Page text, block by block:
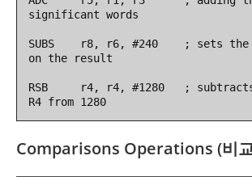
significant words
SUBS    r8, r6, #240    ; sets the
on the result
RSB     r4, r4, #1280   ;
R4 from 1280
Comparisons Operations (비